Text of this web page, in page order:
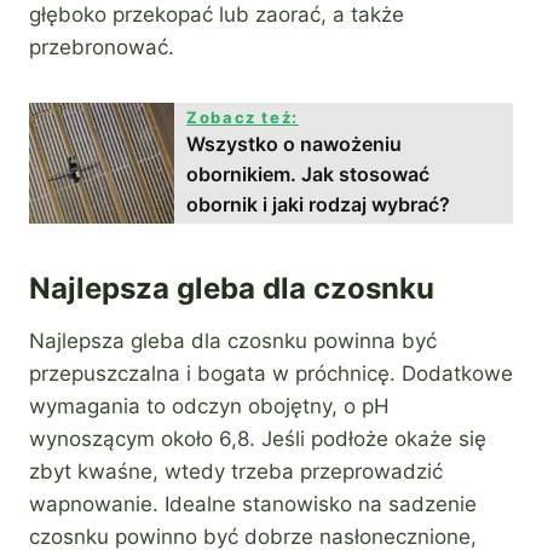
głęboko przekopać lub zaorać, a także
przebronować.
Zobacz też:
Wszystko o nawożeniu
obornikiem. Jak stosować
obornik i jaki rodzaj wybrać?
Najlepsza gleba dla czosnku
Najlepsza gleba dla czosnku powinna być
przepuszczalna i bogata w próchnicę. Dodatkowe
wymagania to odczyn obojętny, o pH
wynoszącym około 6,8. Jeśli podłoże okaże się
zbyt kwaśne, wtedy trzeba przeprowadzić
wapnowanie. Idealne stanowisko na sadzenie
czosnku powinno być dobrze nasłonecznione,